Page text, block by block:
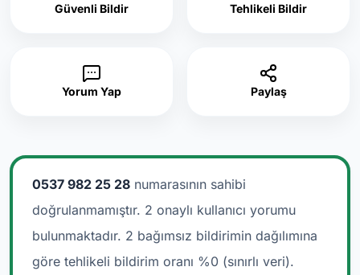
Güvenli Bildir Tehlikeli Bildir
Yorum Yap Paylaş
0537 982 25 28 numarasının sahibi
doğrulanmamıştır. 2 onaylı kullanıcı yorumu
bulunmaktadır. 2 bağımsız bildirimin dağılımına
göre tehlikeli bildirim oranı %0 (sınırlı veri).